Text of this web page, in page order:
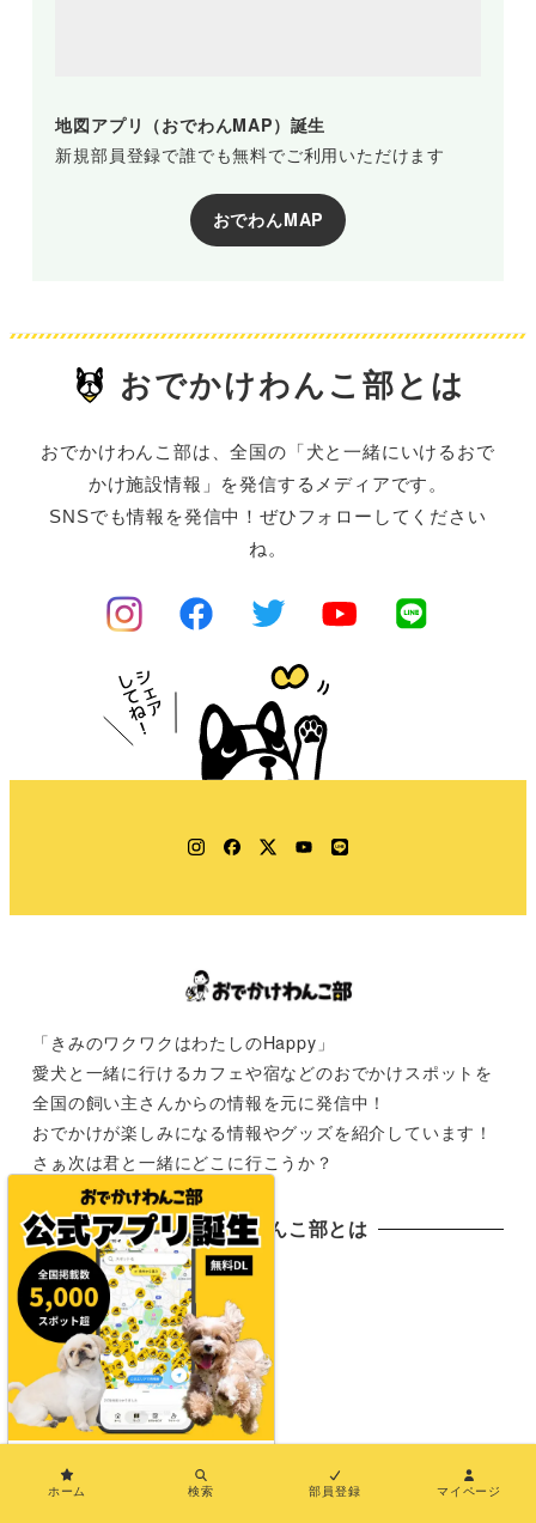
地図アプリ（おでわんMAP）誕生
新規部員登録で誰でも無料でご利用いただけます
おでわんMAP
おでかけわんこ部とは
おでかけわんこ部は、全国の「犬と一緒にいけるおで
かけ施設情報」を発信するメディアです。
SNSでも情報を発信中！ぜひフォローしてください
ね。
Instagram
Facebook
TwitterYouTube
LINE
「きみのワクワクはわたしのHappy」
愛犬と一緒に行けるカフェや宿などのおでかけスポットを
全国の飼い主さんからの情報を元に発信中！
おでかけが楽しみになる情報やグッズを紹介しています！
さぁ次は君と一緒にどこに行こうか？
おでかけわんこ部とは
おでかけわんこ部とは
おでわんMAP
PRについて（おでわんPR）
長期パートナープランについて（おでわんPlus）
ホーム 検索 部員登録 マイページ